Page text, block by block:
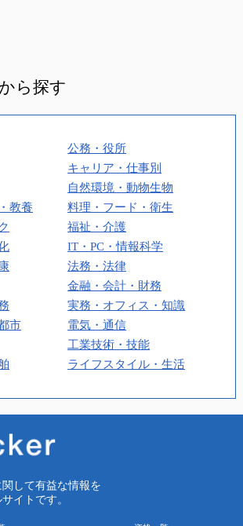
ら探す
公務・役所
キャリア・仕事別
自然環境・動物生物
教養
料理・フード・衛生
福祉・介護
IT・PC・情報科学
法務・法律
金融・会計・財務
実務・オフィス・知識
市
電気・通信
工業技術・技能
ライフスタイル・生活
して有益な情報を
イトです。